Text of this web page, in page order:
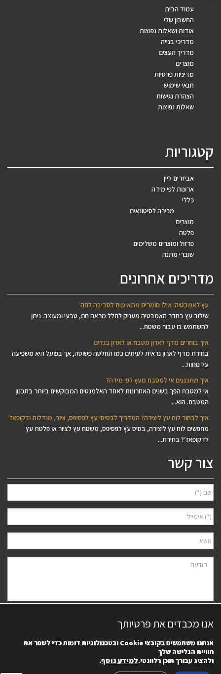
עמוד הבית
החשבון שלי
אודות ושאלות נפוצות
מדריכי בנייה
מדריך העצים
מוצרים
מדיניות פרטיות
תנאי שימוש
הצהרת נגישות
שאלות נפוצות
קטגוריות
אביזרים ליין
ארונות לפי מידה
כללי
מכירה לסיטונאים
מוצרים
פלטה
פרזול ומוצרים משלימים
שוברי מתנה
מדריכים אחרונים
עץ לאמבטיה: אילו חומרים מתאימים לסביבה לחה
שילוב עץ בחדר האמבטיה מעניק לחלל מראה חם, טבעי ומעוצב. ניתן
להשתמש בו עבור משטח...
איך בוחרים מדף לארון מטבח או לארון בגדים
בחירת מדף לארון נראית לעיתים כמו החלטה פשוטה, אך בפועל היא משפיעה
על נוחות...
איך מתכננים אי למטבח מעץ לפי מידה?
אי למטבח הפך בשנים האחרונות לאחד האלמנטים המבוקשים ביותר בתכנון
המטבח. הוא...
איך לבחור לוח עץ ליצירה? המדריך לבסיסי עץ לפסיפס, ציור, מנדלות ודקופאז'
מחפשים לוח עץ ליצירה, בסיס עץ לפסיפס, משטח עץ לציור או פלטת עץ
לדקופאז’? בחירת...
צור קשר
הפרטיותשל האתר. ידוע לי שאוכל לבטל את הרישום בכל עת.
אנו מכבדים את פרטיותך
אנחנו משתמשים בקובציCookie ובטכנולוגיות דומות כדי לשפר את
חוויית הגלישה שלך
ולהציג עבורך תוכן רלוונטי.למידע נוסף.